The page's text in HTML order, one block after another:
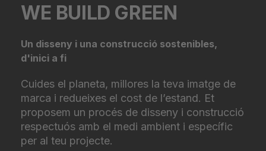
WE BUILD GREEN​
Un disseny i una construcció sostenibles,
d'inici a fi
Cuides el planeta, millores la teva imatge de
marca i redueixes el cost de l’estand. Et
proposem un procés de disseny i construcció
respectuós amb el medi ambient i específic
per al teu projecte.